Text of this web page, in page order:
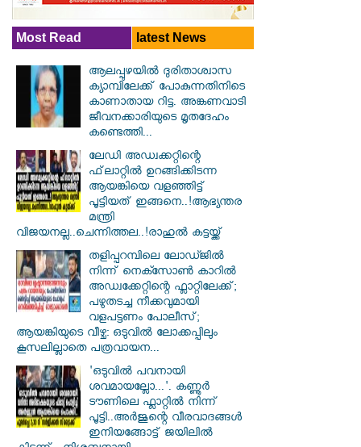
Most Read latest News
ആലപ്പുഴയിൽ ​ദുരിതാശ്വാസ
ക്യാമ്പിലേക്ക് പോകുന്നതിനിടെ
കാണാതായ റിട്ട. അങ്കണവാടി
ജീവനക്കാരിയുടെ മൃതദേഹം
കണ്ടെത്തി...
ലേഡി അഡ്വക്കറ്റിന്റെ
ഫ്‌ലാറ്റിൽ ഉറങ്ങിക്കിടന്ന
ആയങ്കിയെ വളഞ്ഞിട്ട്
പൂട്ടിയത് ഇങ്ങനെ..!ആഭ്യന്തര
മന്ത്രി
വിജയനല്ല..ചെന്നിത്തല..!രാഹുൽ കട്ടയ്ക്ക്
തളിപ്പറമ്പിലെ ലോഡ്ജിൽ
നിന്ന് നെക്സോൺ കാറിൽ
അഡ്വക്കേറ്റിന്റെ ഫ്ലാറ്റിലേക്ക്;
പഴുതടച്ച നീക്കവുമായി
വളപട്ടണം പോലീസ്;
ആയങ്കിയുടെ വീഴ്ച: ഒടുവിൽ ലോക്കപ്പിലും
കൂസലില്ലാതെ പത്രവായന...
'ഒടുവിൽ പവനായി
ശവമായല്ലോ...'. കണ്ണൂര്‍
ടൗണിലെ ഫ്ലാറ്റിൽ നിന്ന്
പൂട്ടി..അർജുന്റെ വീരവാദങ്ങൾ
ഇനിയങ്ങോട്ട് ജയിലിൽ